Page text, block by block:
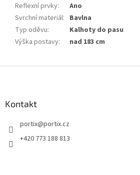
Reflexní prvky:
Ano
Svrchní materiál: Bavlna
Typ oděvu:
Kalhoty do pasu
Výška postavy: nad 183 cm
Kontakt
portix@portix.cz
+420 773 188 813